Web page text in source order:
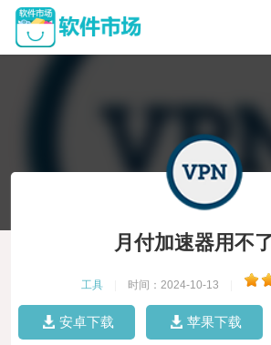
月付加速器用不
工具 时间：2024-10-13
安卓下载 苹果下载